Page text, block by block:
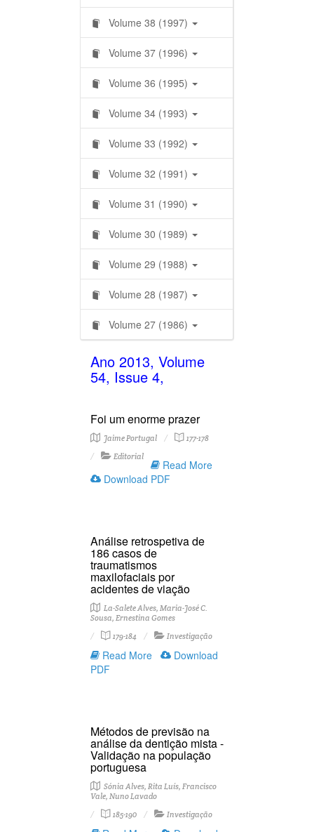
Volume 38 (1997)
Volume 37 (1996)
Volume 36 (1995)
Volume 34 (1993)
Volume 33 (1992)
Volume 32 (1991)
Volume 31 (1990)
Volume 30 (1989)
Volume 29 (1988)
Volume 28 (1987)
Volume 27 (1986)
Ano 2013, Volume
54, Issue 4,
Foi um enorme prazer
Jaime Portugal
177-178
Editorial
Read More
Download PDF
Análise retrospetiva de
186 casos de
traumatismos
maxilofaciais por
acidentes de viação
La-Salete Alves, Maria-José C.
Sousa, Ernestina Gomes
179-184
Investigação
Read More
Download
PDF
Métodos de previsão na
análise da dentição mista -
Validação na população
portuguesa
Sónia Alves, Rita Luís, Francisco
Vale, Nuno Lavado
185-190
Investigação